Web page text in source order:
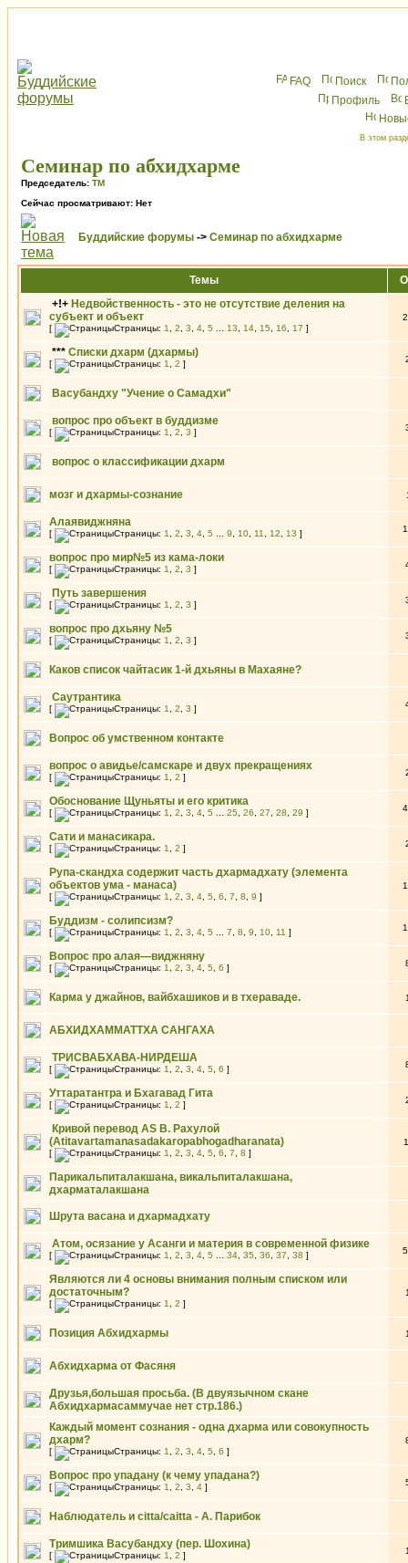
FAQ Поиск
Профиль
В этом
Семинар по абхидхарме
Председатель: ТМ
Сейчас просматривают: Нет
Буддийские форумы -> Семинар по абхидхарме
Темы
+!+ Недвойственность - это не отсутствие деления на
субъект и объект
[ Страницы: 1 2 3 4 5 13 14 15 16 17 ]
*** Списки дхарм (дхармы)
[ Страницы: 1 2 ]
Васубандху "Учение о Самадхи"
вопрос про объект в буддизме
[ Страницы: 1 2 3 ]
вопрос о классификации дхарм
мозг и дхармы-сознание
Алаявиджняна
[ Страницы: 1 2 3 4 5 9 10 11 12 13 ]
вопрос про мир№5 из кама-локи
[ Страницы: 1 2 3 ]
Путь завершения
[ Страницы: 1 2 3 ]
вопрос про дхьяну №5
[ Страницы: 1 2 3 ]
Каков список чайтасик 1-й дхьяны в Махаяне?
Саутрантика
[ Страницы: 1 2 3 ]
Вопрос об умственном контакте
вопрос о авидье/самскаре и двух прекращениях
[ Страницы: 1 2 ]
Обоснование Щуньяты и его критика
[ Страницы: 1 2 3 4 5 25 26 27 28 29 ]
Сати и манасикара.
[ Страницы: 1 2 ]
Рупа-скандха содержит часть дхармадхату (элемента
объектов ума - манаса)
[ Страницы: 1 2 3 4 5 6 7 8 9 ]
Буддизм - солипсизм?
[ Страницы: 1 2 3 4 5 7 8 9 10 11 ]
Вопрос про алая—виджняну
[ Страницы: 1 2 3 4 5 6 ]
Карма у джайнов, вайбхашиков и в тхераваде.
АБХИДХАММАТТХА САНГАХА
ТРИСВАБХАВА-НИРДЕША
[ Страницы: 1 2 3 4 5 6 ]
Уттаратантра и Бхагавад Гита
[ Страницы: 1 2 ]
Кривой перевод AS В. Рахулой
(Atitavartamanasadakaropabhogadharanata)
[ Страницы: 1 2 3 4 5 6 7 8 ]
Парикальпиталакшана, викальпиталакшана,
дхарматалакшана
Шрута васана и дхармадхату
Атом, осязание у Асанги и материя в современной физике
[ Страницы: 1 2 3 4 5 34 35 36 37 38 ]
Являются ли 4 основы внимания полным списком или
достаточным?
[ Страницы: 1 2 ]
Позиция Абхидхармы
Абхидхарма от Фасяня
Друзья,большая просьба. (В двуязычном скане
Абхидхармасаммучае нет стр.186.)
Каждый момент сознания - одна дхарма или совокупность
дхарм?
[ Страницы: 1 2 3 4 5 6 ]
Вопрос про упадану (к чему упадана?)
[ Страницы: 1 2 3 4 ]
Наблюдатель и citta/caitta - А. Парибок
Тримшика Васубандху (пер. Шохина)
[ Страницы: 1 2 ]